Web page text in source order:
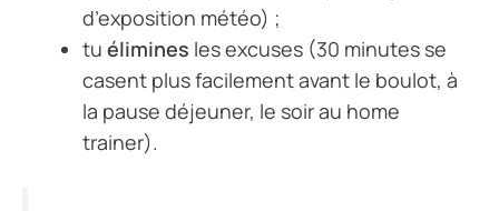
d’exposition météo) ;
tu élimines les excuses (30 minutes se
casent plus facilement avant le boulot, à
la pause déjeuner, le soir au home
trainer).